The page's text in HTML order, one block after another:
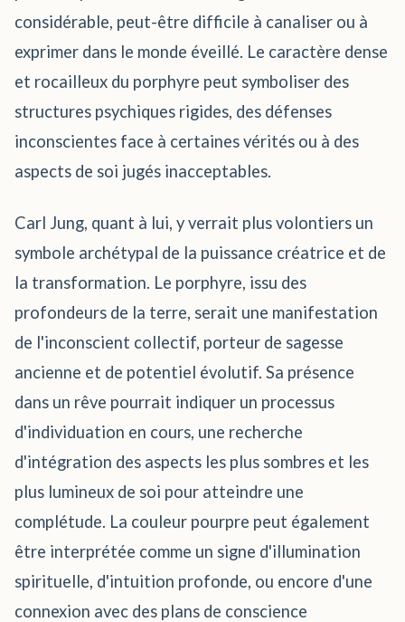
considérable, peut-être difficile à canaliser ou à
exprimer dans le monde éveillé. Le caractère dense
et rocailleux du porphyre peut symboliser des
structures psychiques rigides, des défenses
inconscientes face à certaines vérités ou à des
aspects de soi jugés inacceptables.
Carl Jung, quant à lui, y verrait plus volontiers un
symbole archétypal de la puissance créatrice et de
la transformation. Le porphyre, issu des
profondeurs de la terre, serait une manifestation
de l'inconscient collectif, porteur de sagesse
ancienne et de potentiel évolutif. Sa présence
dans un rêve pourrait indiquer un processus
d'individuation en cours, une recherche
d'intégration des aspects les plus sombres et les
plus lumineux de soi pour atteindre une
complétude. La couleur pourpre peut également
être interprétée comme un signe d'illumination
spirituelle, d'intuition profonde, ou encore d'une
connexion avec des plans de conscience